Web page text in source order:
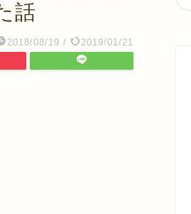
話
2018/08/19 / 2019/01/21